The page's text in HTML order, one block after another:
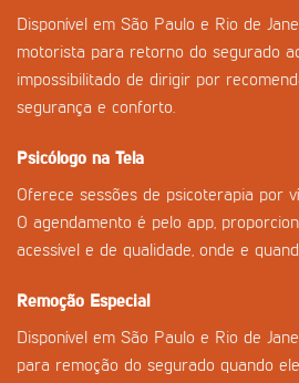
Disponível em São Paulo e Rio de
motorista para retorno do segurado
impossibilitado de dirigir por
segurança e conforto.
Psicólogo na Tela
Oferece sessões de psicoterapia por
O agendamento é pelo app,
acessível e de qualidade, onde e
Remoção Especial
Disponível em São Paulo e Rio de
para remoção do segurado quando